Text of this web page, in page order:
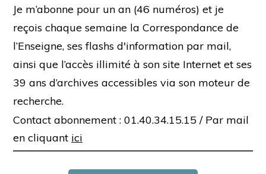
Je m’abonne pour un an (46 numéros) et je
reçois chaque semaine la Correspondance de
l’Enseigne, ses flashs d'information par mail,
ainsi que l’accès illimité à son site Internet et ses
39 ans d’archives accessibles via son moteur de
recherche.
Contact abonnement : 01.40.34.15.15 / Par mail
en cliquant ici